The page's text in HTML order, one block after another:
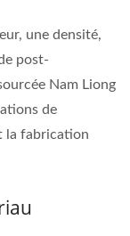
une densité,
post-
Nam Liong
de
la fabrication